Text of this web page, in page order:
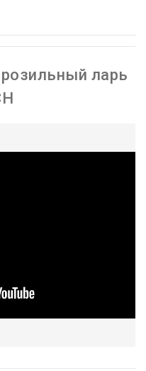
потребляет в год
шасси морозильник
даже в
ларь